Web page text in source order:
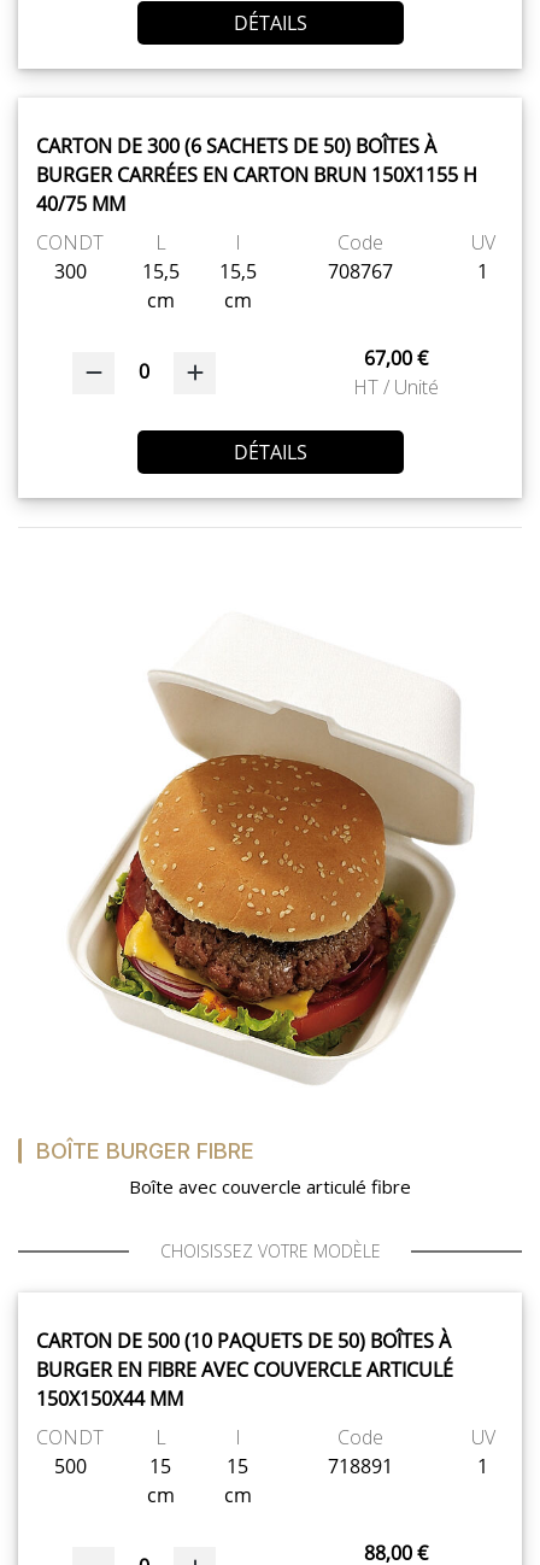
DÉTAILS
CARTON DE 300 (6 SACHETS DE 50) BOÎTES À
BURGER CARRÉES EN CARTON BRUN 150X1155 H
40/75 MM
CONDT
300
L
15,5
cm
l
15,5
cm
Code
708767
UV
1
0
67,00 €
HT / Unité
DÉTAILS
BOÎTE BURGER FIBRE
Boîte avec couvercle articulé fibre
CHOISISSEZ VOTRE MODÈLE
CARTON DE 500 (10 PAQUETS DE 50) BOÎTES À
BURGER EN FIBRE AVEC COUVERCLE ARTICULÉ
150X150X44 MM
CONDT
500
L
15
cm
l
15
cm
Code
718891
UV
1
88,00 €